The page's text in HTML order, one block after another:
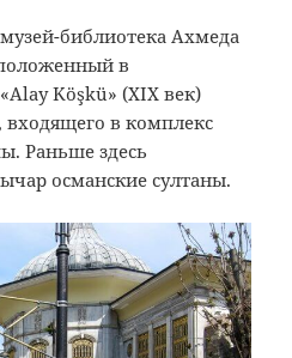
библиотека Ахмеда
в
Köşkü» (XIX век)
входящего в комплекс
Раньше здесь
османские султаны.